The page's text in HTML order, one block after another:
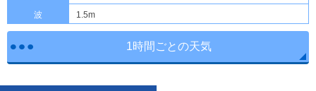
波
1.5m
1時間ごとの天気